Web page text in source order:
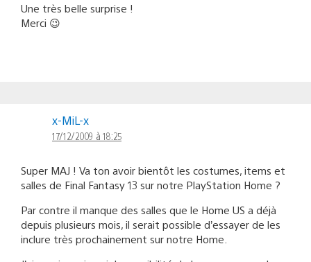
Une très belle surprise !
Merci 😉
x-MiL-x
17/12/2009 à 18:25
Super MAJ ! Va ton avoir bientôt les costumes, items et
salles de Final Fantasy 13 sur notre PlayStation Home ?
Par contre il manque des salles que le Home US a déjà
depuis plusieurs mois, il serait possible d’essayer de les
inclure très prochainement sur notre Home.